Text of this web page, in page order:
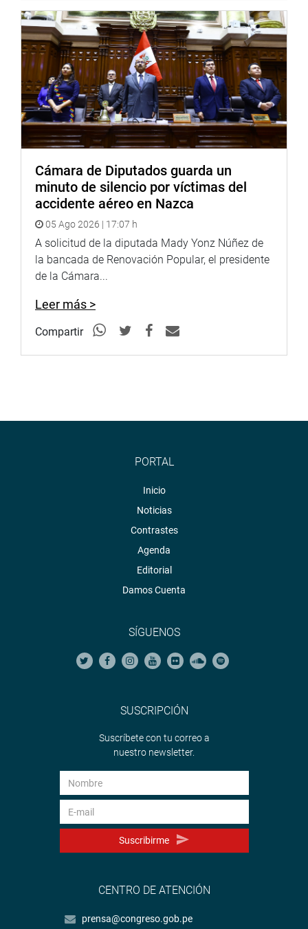
Cámara de Diputados guarda un
minuto de silencio por víctimas del
accidente aéreo en Nazca
05 Ago 2026 | 17:07 h
A solicitud de la diputada Mady Yonz Núñez de
la bancada de Renovación Popular, el presidente
de la Cámara...
Leer más >
Compartir
PORTAL
Inicio
Noticias
Contrastes
Agenda
Editorial
Damos Cuenta
SÍGUENOS
SUSCRIPCIÓN
Suscríbete con tu correo a
nuestro newsletter.
Suscribirme
CENTRO DE ATENCIÓN
prensa@congreso.gob.pe